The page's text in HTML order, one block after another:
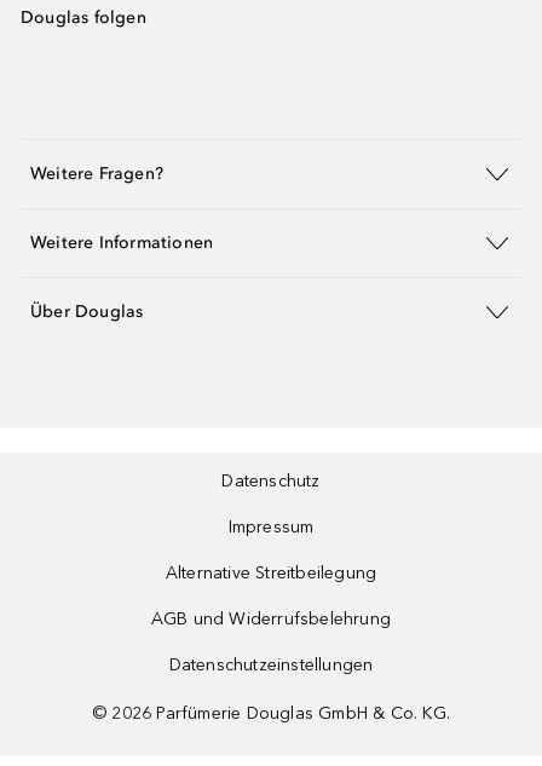
Douglas folgen
Weitere Fragen?
Weitere Informationen
Über Douglas
Datenschutz
Impressum
Alternative Streitbeilegung
AGB und Widerrufsbelehrung
Datenschutzeinstellungen
© 2026 Parfümerie Douglas GmbH & Co. KG.